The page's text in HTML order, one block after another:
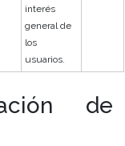
interés
general de
los
usuarios.
de